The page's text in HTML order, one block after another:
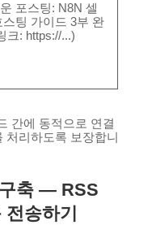
포스팅: N8N 셀
스팅 가이드 3부 완
크: https://...)
간에 동적으로 연결
처리하도록 보장합니
축 — RSS
송하기